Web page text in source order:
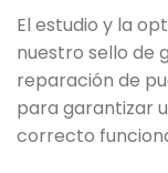
El estudio y la
nuestro sello de
reparación de
para garantizar
correcto